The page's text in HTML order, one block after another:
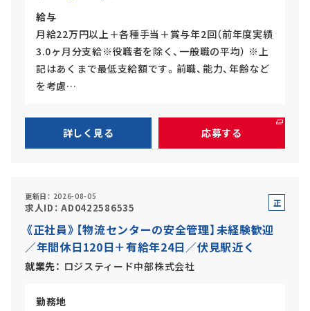
給与
月給22万円以上＋各種手当＋賞与年2回（前年度実績
3.0ヶ月分支給※役職者を除く、一般職の平均） ※上
記はあくまで最低支給額です。前職、能力、年齢など
を考慮…
詳しく見る 応募する
更新日 2026-08-05
求人ID AD0422586535
正
員
《正社員》【物流センターの安全管理】未経験歓迎
／年間休日120日＋有給年24日／伏見駅近く
就業先 ロジスティード中部株式会社
勤務地